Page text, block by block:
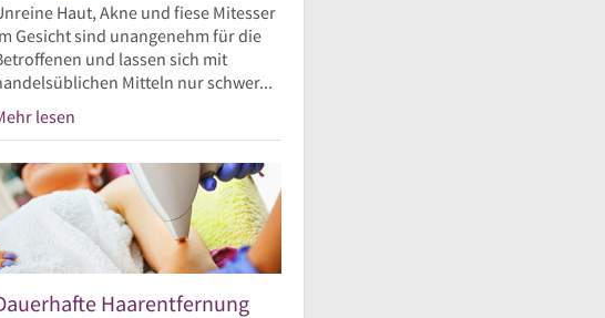
Haut, Akne und fiese Mitesser
Gesicht sind unangenehm für die
und lassen sich mit
Mitteln nur schwer...
lesen
Haarentfernung